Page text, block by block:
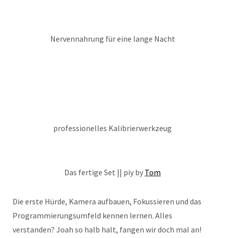
Nervennahrung für eine lange Nacht
professionelles Kalibrierwerkzeug
Das fertige Set || piy by Tom
Die erste Hürde, Kamera aufbauen, Fokussieren und das
Programmierungsumfeld kennen lernen. Alles
verstanden? Joah so halb halt, fangen wir doch mal an!